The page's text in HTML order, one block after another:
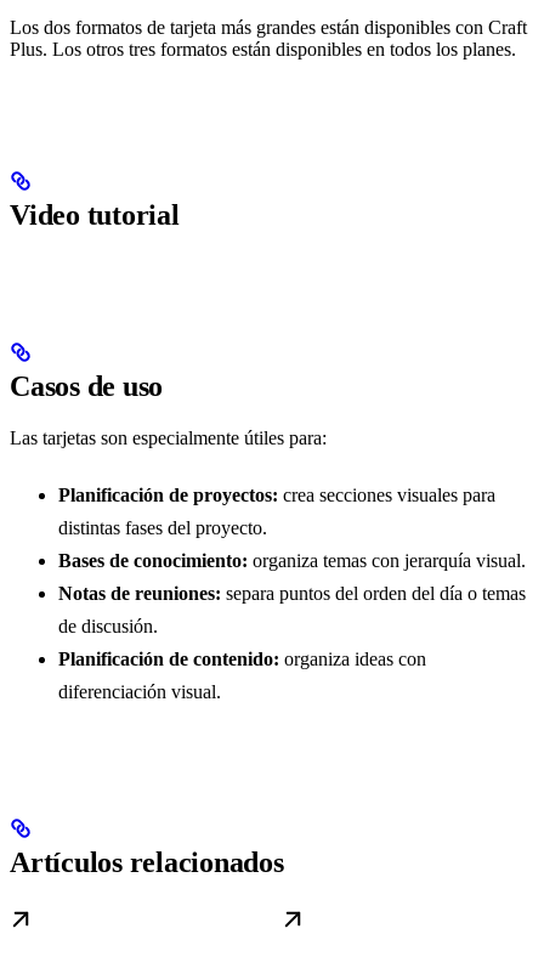
Los dos formatos de tarjeta más grandes están disponibles con Craft
Plus. Los otros tres formatos están disponibles en todos los planes.
Video tutorial
Casos de uso
Las tarjetas son especialmente útiles para:
Planificación de proyectos: crea secciones visuales para
distintas fases del proyecto.
Bases de conocimiento: organiza temas con jerarquía visual.
Notas de reuniones: separa puntos del orden del día o temas
de discusión.
Planificación de contenido: organiza ideas con
diferenciación visual.
Artículos relacionados